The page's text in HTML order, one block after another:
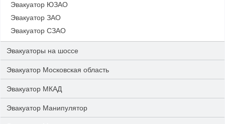
Эвакуатор ЮЗАО
Эвакуатор ЗАО
Эвакуатор СЗАО
Эвакуаторы на шоссе
Эвакуатор Московская область
Эвакуатор МКАД
Эвакуатор Манипулятор